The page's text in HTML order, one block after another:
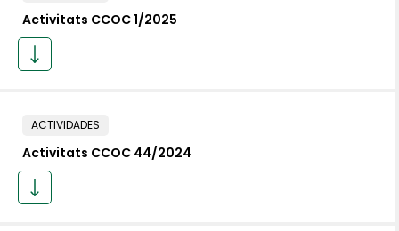
Activitats CCOC 1/2025
ACTIVIDADES
Activitats CCOC 44/2024